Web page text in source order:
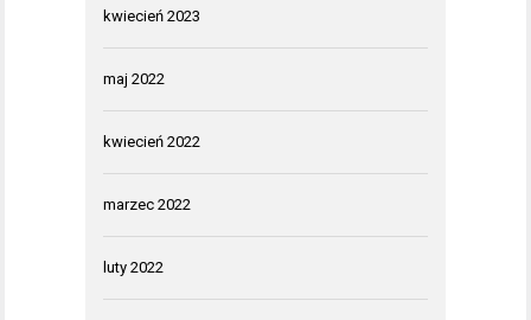
kwiecień 2023
maj 2022
kwiecień 2022
marzec 2022
luty 2022